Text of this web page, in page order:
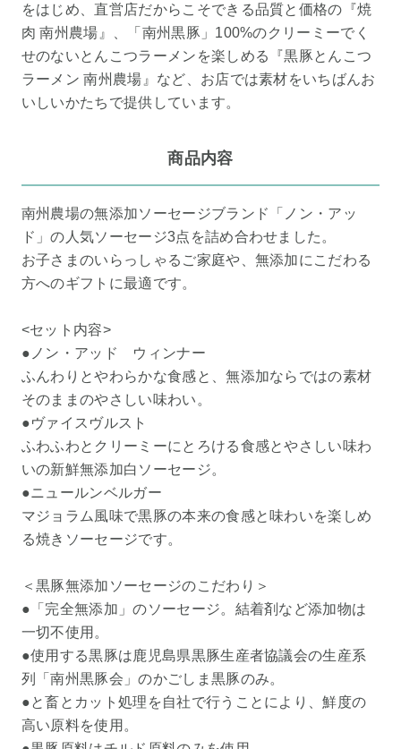
をはじめ、直営店だからこそできる品質と価格の『焼
肉 南州農場』、「南州黒豚」100%のクリーミーでく
せのないとんこつラーメンを楽しめる『黒豚とんこつ
ラーメン 南州農場』など、お店では素材をいちばんお
いしいかたちで提供しています。
商品内容
南州農場の無添加ソーセージブランド「ノン・アッ
ド」の人気ソーセージ3点を詰め合わせました。
お子さまのいらっしゃるご家庭や、無添加にこだわる
方へのギフトに最適です。
<セット内容>
●ノン・アッド ウィンナー
ふんわりとやわらかな食感と、無添加ならではの素材
そのままのやさしい味わい。
●ヴァイスヴルスト
ふわふわとクリーミーにとろける食感とやさしい味わ
いの新鮮無添加白ソーセージ。
●ニュールンベルガー
マジョラム風味で黒豚の本来の食感と味わいを楽しめ
る焼きソーセージです。
＜黒豚無添加ソーセージのこだわり＞
●「完全無添加」のソーセージ。結着剤など添加物は
一切不使用。
●使用する黒豚は鹿児島県黒豚生産者協議会の生産系
列「南州黒豚会」のかごしま黒豚のみ。
●と畜とカット処理を自社で行うことにより、鮮度の
高い原料を使用。